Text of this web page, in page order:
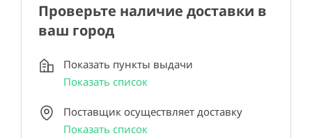
Проверьте наличие доставки в
ваш город
Показать пункты выдачи
Показать список
Поставщик осуществляет доставку
Показать список